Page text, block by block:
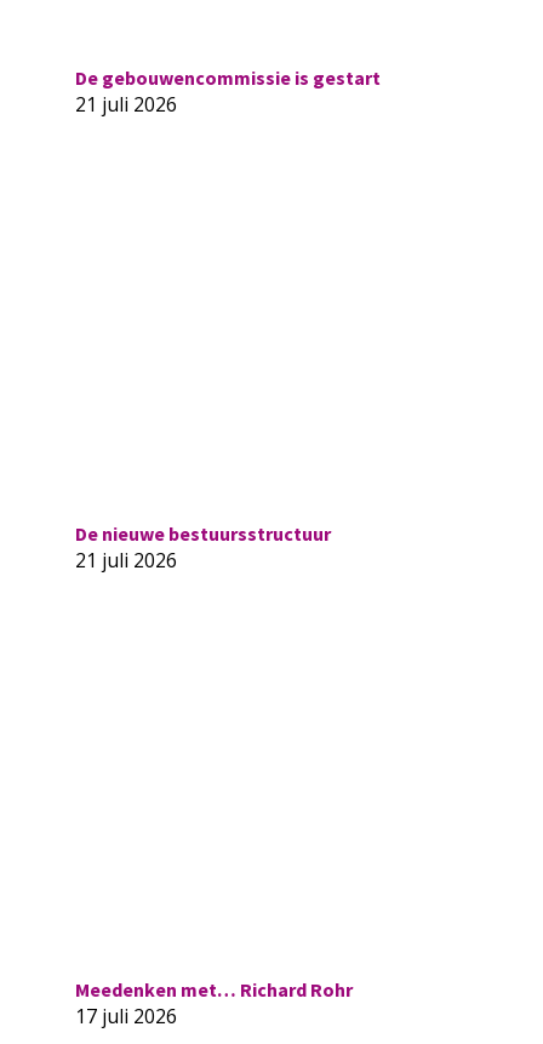
De gebouwencommissie is gestart
21 juli 2026
De nieuwe bestuursstructuur
21 juli 2026
Meedenken met… Richard Rohr
17 juli 2026